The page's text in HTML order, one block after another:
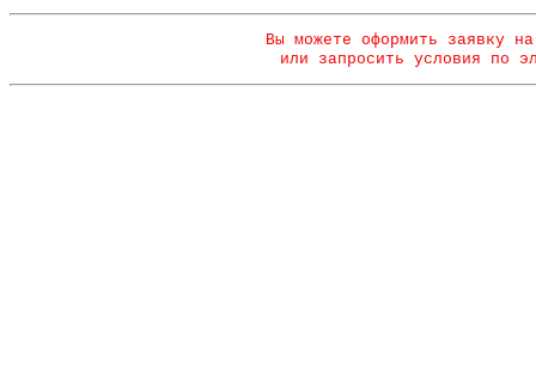
Вы можете оформить заявку
или запросить условия по